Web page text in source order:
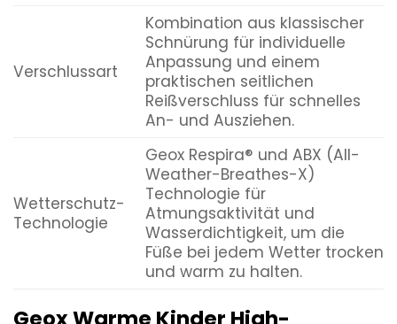
Verschlussart
Kombination aus klassischer
Schnürung für individuelle
Anpassung und einem
praktischen seitlichen
Reißverschluss für schnelles
An- und Ausziehen.
Wetterschutz-
Technologie
Geox Respira® und ABX (All-
Weather-Breathes-X)
Technologie für
Atmungsaktivität und
Wasserdichtigkeit, um die
Füße bei jedem Wetter trocken
und warm zu halten.